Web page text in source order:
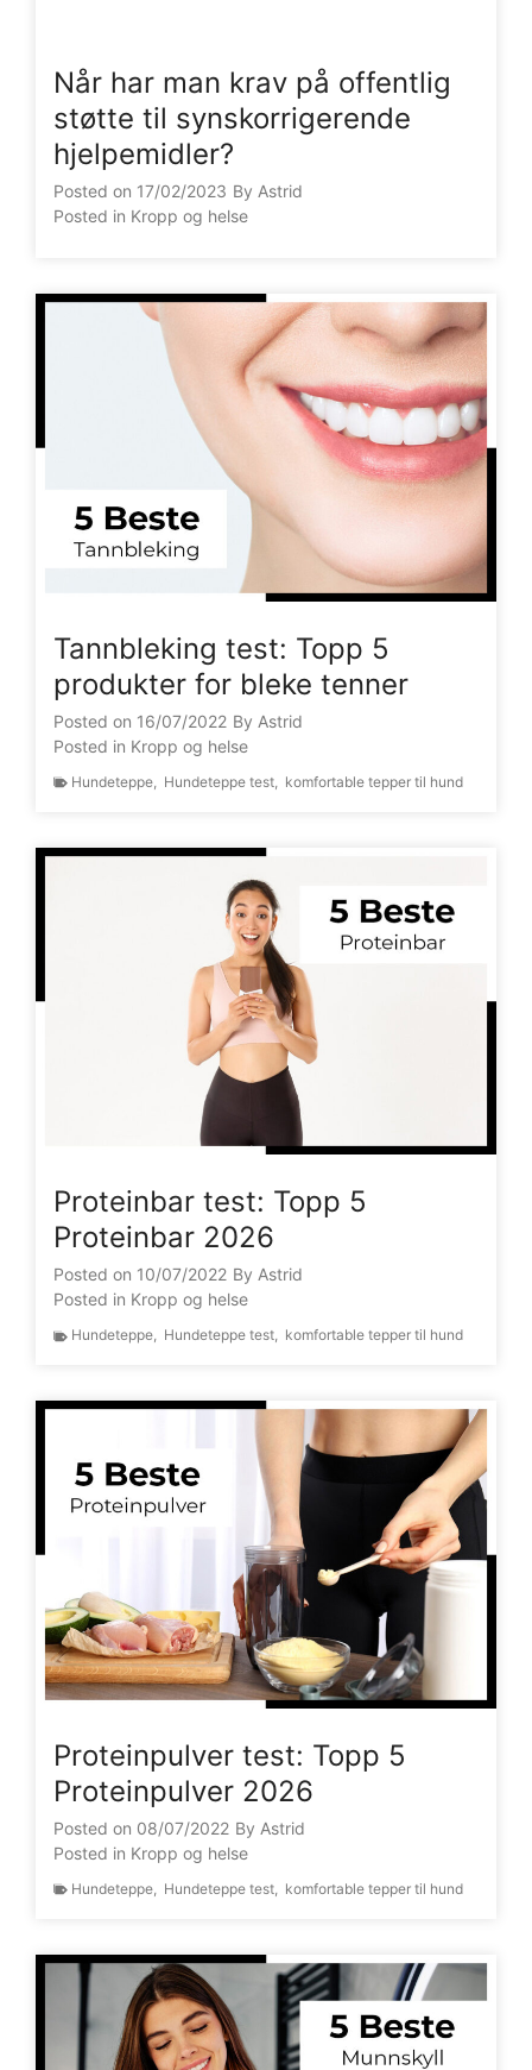
Når har man krav på offentlig
støtte til synskorrigerende
hjelpemidler?
Posted on 17/02/2023 By Astrid
Posted in Kropp og helse
Tannbleking test: Topp 5
produkter for bleke tenner
Posted on 16/07/2022 By Astrid
Posted in Kropp og helse
Hundeteppe Hundeteppe test komfortable tepper til hund
Proteinbar test: Topp 5
Proteinbar 2026
Posted on 10/07/2022 By Astrid
Posted in Kropp og helse
Hundeteppe, Hundeteppe test, komfortable tepper til hund
Proteinpulver test: Topp 5
Proteinpulver 2026
Posted on 08/07/2022 By Astrid
Posted in Kropp og helse
Hundeteppe Hundeteppe test komfortable tepper til hund